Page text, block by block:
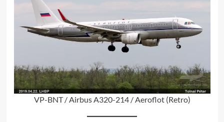
VP-BNT / Airbus A320-214 / Aeroflot (Retro)